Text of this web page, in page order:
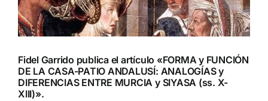
Fidel Garrido publica el artículo «FORMA y FUNCIÓN
DE LA CASA-PATIO ANDALUSÍ: ANALOGÍAS y
DIFERENCIAS ENTRE MURCIA y SIYASA (ss. X-
XIII)».